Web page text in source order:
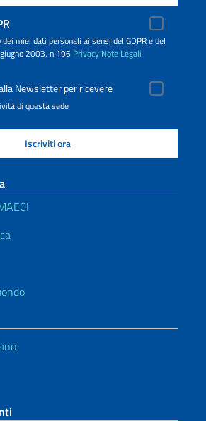
miei dati personali ai sensi del GDPR e del
2003, n.196 Privacy Note Legali
Newsletter per ricevere
di questa sede